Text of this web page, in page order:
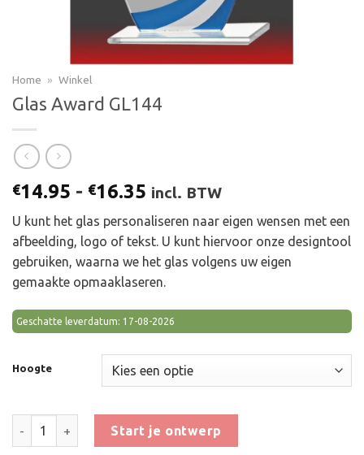
Home » Winkel
Glas Award GL144
€14.95 - €16.35 Prijsklasse:
€14.95
tot
€16.35
incl. BTW
U kunt het glas personaliseren naar eigen wensen met een
afbeelding, logo of tekst. U kunt hiervoor onze designtool
gebruiken, waarna we het glas volgens uw eigen
gemaakte opmaaklaseren.
Geschatte leverdatum: 17-08-2026
Hoogte
Glas Award GL144 aantal
Start je ontwerp